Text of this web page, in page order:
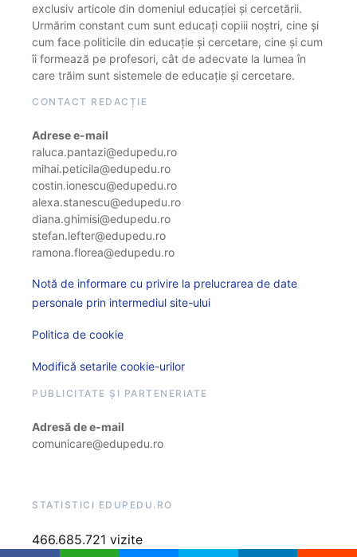
exclusiv articole din domeniul educației și cercetării.
Urmărim constant cum sunt educați copiii noștri, cine și
cum face politicile din educație și cercetare, cine și cum
îi formează pe profesori, cât de adecvate la lumea în
care trăim sunt sistemele de educație și cercetare.
CONTACT REDACȚIE
Adrese e-mail
raluca.pantazi@edupedu.ro
mihai.peticila@edupedu.ro
costin.ionescu@edupedu.ro
alexa.stanescu@edupedu.ro
diana.ghimisi@edupedu.ro
stefan.lefter@edupedu.ro
ramona.florea@edupedu.ro
Notă de informare cu privire la prelucrarea de date
personale prin intermediul site-ului
Politica de cookie
Modifică setarile cookie-urilor
PUBLICITATE ȘI PARTENERIATE
Adresă de e-mail
comunicare@edupedu.ro
STATISTICI EDUPEDU.RO
466.685.721 vizite